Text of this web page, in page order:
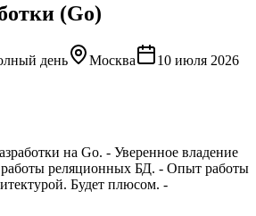
(Go)
день Москва
10 июля 2026
на Go. - Уверенное владение
реляционных БД. - Опыт работы
Будет плюсом. -